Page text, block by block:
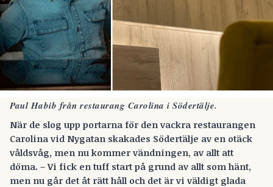
Paul Habib från restaurang Carolina i Södertälje.
När de slog upp portarna för den vackra restaurangen
Carolina vid Nygatan skakades Södertälje av en otäck
våldsvåg, men nu kommer vändningen, av allt att
döma. – Vi fick en tuff start på grund av allt som hänt,
men nu går det åt rätt håll och det är vi väldigt glada